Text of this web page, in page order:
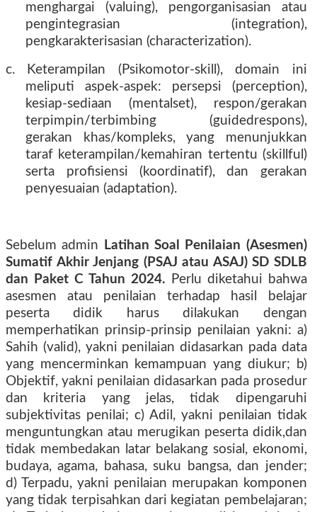
menghargai (valuing), pengorganisasian atau
pengintegrasian (integration),
pengkarakterisasian (characterization).
c. Keterampilan (Psikomotor-skill), domain ini
meliputi aspek-aspek: persepsi (perception),
kesiap-sediaan (mentalset), respon/gerakan
terpimpin/terbimbing (guidedrespons),
gerakan khas/kompleks, yang menunjukkan
taraf keterampilan/kemahiran tertentu (skillful)
serta profisiensi (koordinatif), dan gerakan
penyesuaian (adaptation).
Sebelum admin
Latihan Soal Penilaian (Asesmen)
Sumatif Akhir Jenjang (PSAJ atau ASAJ) SD SDLB
dan Paket C Tahun 2024.
Perlu diketahui bahwa
asesmen atau penilaian terhadap hasil belajar
peserta didik harus dilakukan dengan
memperhatikan prinsip-prinsip penilaian yakni: a)
Sahih (valid), yakni penilaian didasarkan pada data
yang mencerminkan kemampuan yang diukur; b)
Objektif, yakni penilaian didasarkan pada prosedur
dan kriteria yang jelas, tidak dipengaruhi
subjektivitas penilai; c) Adil, yakni penilaian tidak
menguntungkan atau merugikan peserta didik,dan
tidak membedakan latar belakang sosial, ekonomi,
budaya, agama, bahasa, suku bangsa, dan jender;
d) Terpadu, yakni penilaian merupakan komponen
yang tidak terpisahkan dari kegiatan pembelajaran;